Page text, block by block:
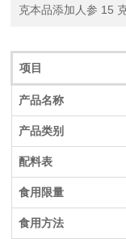
克本品添加人参 15
开启后需冷藏保存保
14 周岁以下儿童及
五灵脂
项目
产品名称
产品类别
配料表
食用限量
食用方法